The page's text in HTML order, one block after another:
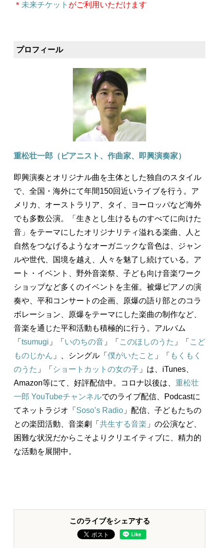
＊ 未来チケット がご利用いただけます
プロフィール
重松壮一郎（ピアニスト、作曲家、即興演奏家）
即興演奏とオリジナル曲を主体とした独自のスタイル
で、全国・海外にて年間150回近いライブを行う。ア
メリカ、オーストラリア、タイ、ヨーロッパなど海外
でも多数公演。「生きとし生けるものすべてに向けた
音」をテーマにしたオリジナリティ溢れる楽曲、人と
自然をつなげるようなオーガニックな音色は、ジャン
ルや世代、国境を越え、人々を魅了し続けている。ア
ート・イベント、野外音楽祭、子ども向け音楽ワーク
ショップなど多くのイベントを主催。被爆ピアノの演
奏や、平和コンサートの企画、原爆の語り部とのコラ
ボレーション、原爆をテーマにした楽曲の制作など、
音楽を通じた平和活動も積極的に行う。アルバム
「 tsumugi 」「 いのちの音 」「 このほしのうた 」「 こど
ものじかん 」、シングル「 僕がいたこと 」「 もくもく
のうた 」「 ショートカットの女の子 」は、iTunes、
Amazon等にて、好評配信中。コロナ以後は、 重松壮
一郎 YouTubeチャンネルでのライブ配信、Podcastに
てネットラジオ「 Soso’s Radio 」配信、子どもたちの
との楽団活動、音楽劇「 共生する音楽 」の公演など、
困難な状況だからこそよりクリエイティブに、精力的
な活動を展開中。
このライブをシェアする